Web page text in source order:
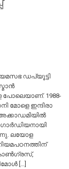
ഡപ്യൂട്ടി
പോലെയാണ്. 1988-
ഇന്ദിരാ
ലയോള
കോൺഗ്രസ്,
[…]